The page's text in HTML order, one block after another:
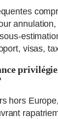
visas,
hors